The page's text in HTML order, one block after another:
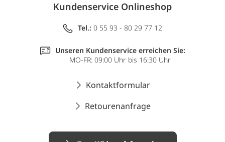
Kundenservice Onlineshop
Tel.: 0 55 93 - 80 29 77 12
Unseren Kundenservice erreichen Sie:
MO-FR: 09:00 Uhr bis 16:30 Uhr
Kontaktformular
Retourenanfrage